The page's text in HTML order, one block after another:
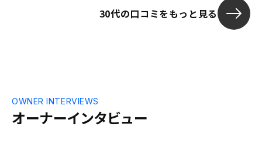
30代の口コミをもっと見る
オーナーインタビュー
OWNER INTERVIEWS